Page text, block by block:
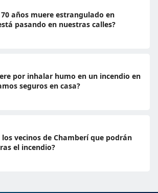
años muere estrangulado en
pasando en nuestras calles?
por inhalar humo en un incendio en
seguros en casa?
los vecinos de Chamberí que podrán
el incendio?